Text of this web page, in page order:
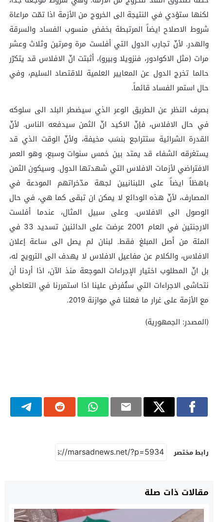
لكنها ستؤدي في النتيجة الى الخروج من الأزمة اذا تمّت مراعاة
شروط الاصلاح ايضاً المرتبطة بخفض منسوب الفساد والسرقة
والهدر. لأنّ تجارب الدول التي أفلست مرة ومرتين وثلاث وعشر
مرات (مثل الاكوادور، فنزويلا وبيرو)، أثبتت انّ الافلاس قد يتكرّر
حالما تخرج الدول عن المعايير العلمية للاقتصاد السليم، وفي
حال استمر الفساد قائماً.
بصرف النظر عن الطريق الوعر الذي سيضطر البلد الى سلوكه
في حال الافلاس، فإنّ الاكيد انّ الثمن سيدفعه الناس. لأنّ
القدرة الشرائية ستتراجع بنسَب مخيفة، ولأنّ الوقت الذي قد
يستغرقه الشفاء قد يمتد بين خمس سنوات وسبع، وهو العمر
الافتراضي لأزمات الافلاس التي شهدتها الدول. وسيكون الثمن
باهظاً ايضاً على اللبنانيين لجهة مدّخراتهم المودعة في
المصارف، لأنّ هذه الودائع لا يمكن ان تبقى كما هي، في حال
الوصول الى الافلاس. وعلى سبيل المثال، عندما أفلست
الارجنتين في العام 2001 عرضت على الدائنين تسديد 33 في
المئة من أصل المبلغ فقط. لبنان لم يصل الى ساعة إعلان
الافلاس، والكلام عن مفاعيل الافلاس لا يهدف الى الترويج له،
بل انّ المطلوب اختيار الإجراءات الموجعة منذ الآن، اذا أردنا أن
نتحاشى الاجراءات التي ستُفرض علينا اذا استمررنا في التعاطي
مع الأزمة على غرار ما فعلنا في موازنة 2019.
(المصدر: الجمهورية)
رابط مختصر
مقالات ذات صلة